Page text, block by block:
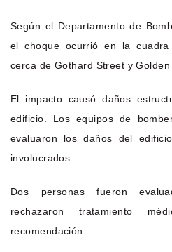
Según el Departamento de
el choque ocurrió en la cuadra
cerca de Gothard Street y Golden
El impacto causó daños
edificio. Los equipos de
evaluaron los daños del
involucrados.
Dos personas fueron
rechazaron tratamiento
recomendación.